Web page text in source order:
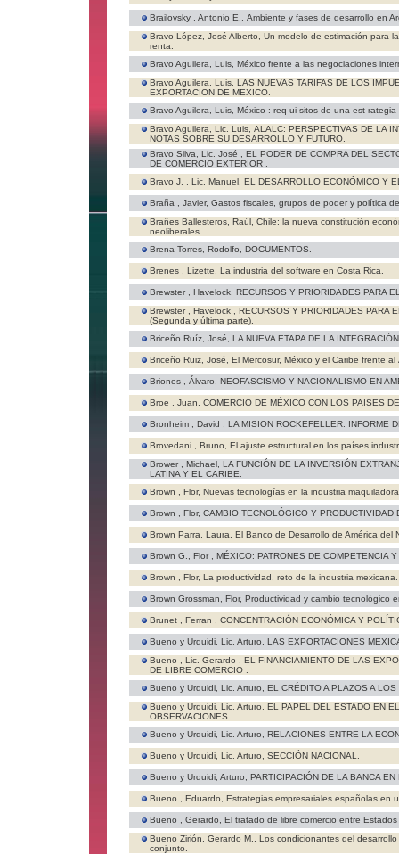
Brailovsky , Antonio E., Ambiente y fases de desarrollo en
Bravo López, José Alberto, Un modelo de estimación para
renta.
Bravo Aguilera, Luis, México frente a las negociaciones
Bravo Aguilera, Luis, LAS NUEVAS TARIFAS DE LOS
EXPORTACION DE MEXICO.
Bravo Aguilera, Luis, México : req ui sitos de una est
Bravo Aguilera, Lic. Luis, ALALC: PERSPECTIVAS DE LA
NOTAS SOBRE SU DESARROLLO Y FUTURO.
Bravo Silva, Lic. José , EL PODER DE COMPRA DEL
DE COMERCIO EXTERIOR .
Bravo J. , Lic. Manuel, EL DESARROLLO ECONÓMICO Y
Braña , Javier, Gastos fiscales, grupos de poder y política
Brañes Ballesteros, Raúl, Chile: la nueva constitución
neoliberales.
Brena Torres, Rodolfo, DOCUMENTOS.
Brenes , Lizette, La industria del software en Costa Rica.
Brewster , Havelock, RECURSOS Y PRIORIDADES PARA
Brewster , Havelock , RECURSOS Y PRIORIDADES PARA
(Segunda y última parte).
Briceño Ruíz, José, LA NUEVA ETAPA DE LA
Briceño Ruiz, José, El Mercosur, México y el Caribe frente
Briones , Álvaro, NEOFASCISMO Y NACIONALISMO EN
Broe , Juan, COMERCIO DE MÉXICO CON LOS PAISES
Bronheim , David , LA MISION ROCKEFELLER: INFORME
Brovedani , Bruno, El ajuste estructural en los países
Brower , Michael, LA FUNCIÓN DE LA INVERSIÓN
LATINA Y EL CARIBE.
Brown , Flor, Nuevas tecnologías en la industria
Brown , Flor, CAMBIO TECNOLÓGICO Y
Brown Parra, Laura, El Banco de Desarrollo de América del
Brown G., Flor , MÉXICO: PATRONES DE COMPETENCIA
Brown , Flor, La productividad, reto de la industria mexicana.
Brown Grossman, Flor, Productividad y cambio tecnológico
Brunet , Ferran , CONCENTRACIÓN ECONÓMICA Y
Bueno y Urquidi, Lic. Arturo, LAS EXPORTACIONES
Bueno , Lic. Gerardo , EL FINANCIAMIENTO DE LAS
DE LIBRE COMERCIO .
Bueno y Urquidi, Lic. Arturo, EL CRÉDITO A PLAZOS A
Bueno y Urquidi, Lic. Arturo, EL PAPEL DEL ESTADO EN
OBSERVACIONES.
Bueno y Urquidi, Lic. Arturo, RELACIONES ENTRE LA
Bueno y Urquidi, Lic. Arturo, SECCIÓN NACIONAL.
Bueno y Urquidi, Arturo, PARTICIPACIÓN DE LA BANCA
Bueno , Eduardo, Estrategias empresariales españolas en
Bueno , Gerardo, El tratado de libre comercio entre
Bueno Zirión, Gerardo M., Los condicionantes del
conjunto.